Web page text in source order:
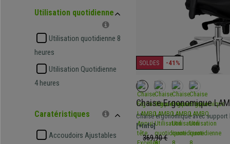
Utilisation quotidienne
Utilisation quotidienne 8
heures
Utilisation Quotidienne
4 heures
Caratéristiques
Accoudoirs Ajustables
SOLDES -41%
Chaise Ergonomique
Excellent Support
Chaise ergonomique avec support
Adaptée à un usage intensif de 8
[+Info]
369,90 €